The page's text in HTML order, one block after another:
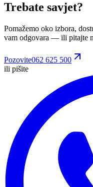
Trebate savjet?
Pomažemo oko izbora,
vam odgovara — ili pitajte
Pozovite062 625 500
ili pišite